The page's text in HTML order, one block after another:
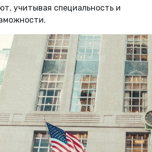
учитывая специальность и